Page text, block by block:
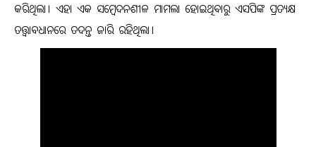
କରିଥିଲା। ଏହା ଏକ ସମ୍ବେଦନଶୀଳ ମାମଲା ହୋଇଥିବାରୁ ଏସପିଙ୍କ ପ୍ରତ୍ୟକ୍ଷ
ତତ୍ତ୍ବାବଧାନରେ ତଦନ୍ତ ଜାରି ରହିଥିଲା।